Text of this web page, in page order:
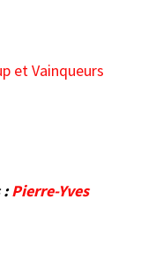
et Vainqueurs
:Pierre-Yves